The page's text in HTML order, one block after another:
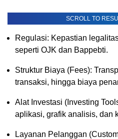
SCROLL TO
Regulasi: Kepastian
seperti OJK dan Bappebti.
Struktur Biaya (Fees):
transaksi, hingga biaya
Alat Investasi (Investing
aplikasi, grafik analisis, dan
Layanan Pelanggan